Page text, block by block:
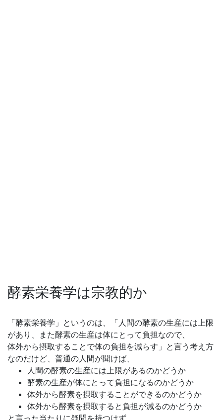
酵素栄養学は宗教的か
「酵素栄養学」というのは、「人間の酵素の生産には上限
があり、また酵素の生産は体にとって負担なので、
体外から摂取することで体の負担を減らす」と言う考え方
なのだけど、普通の人間が聞けば、
人間の酵素の生産には上限があるのかどうか
酵素の生産が体にとって負担になるのかどうか
体外から酵素を摂取することができるのかどうか
体外から酵素を摂取すると負担が減るのかどうか
と言った当たりに疑問を持つはず。